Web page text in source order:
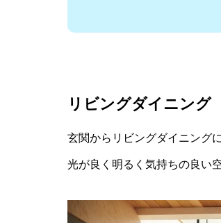
リビングダイニング
玄関からリビングダイニング
光が良く明るく気持ちの良い